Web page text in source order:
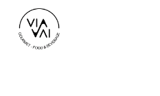
Carrello